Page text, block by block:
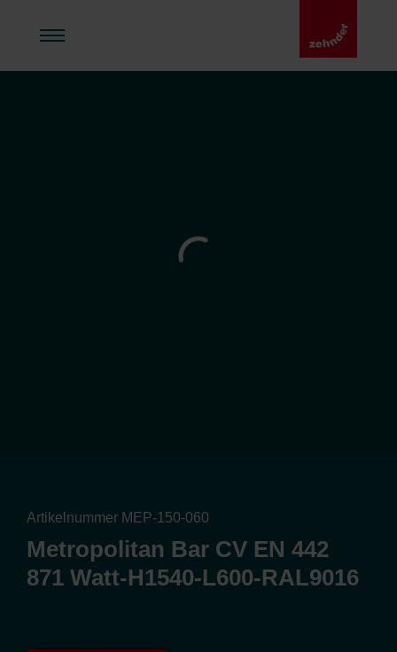
Artikelnummer MEP-150-060
Metropolitan Bar CV EN 442
871 Watt-H1540-L600-RAL9016